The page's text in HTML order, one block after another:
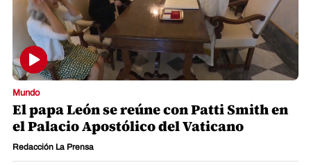
Mundo
El papa León se reúne con Patti Smith en
el Palacio Apostólico del Vaticano
Redacción La Prensa